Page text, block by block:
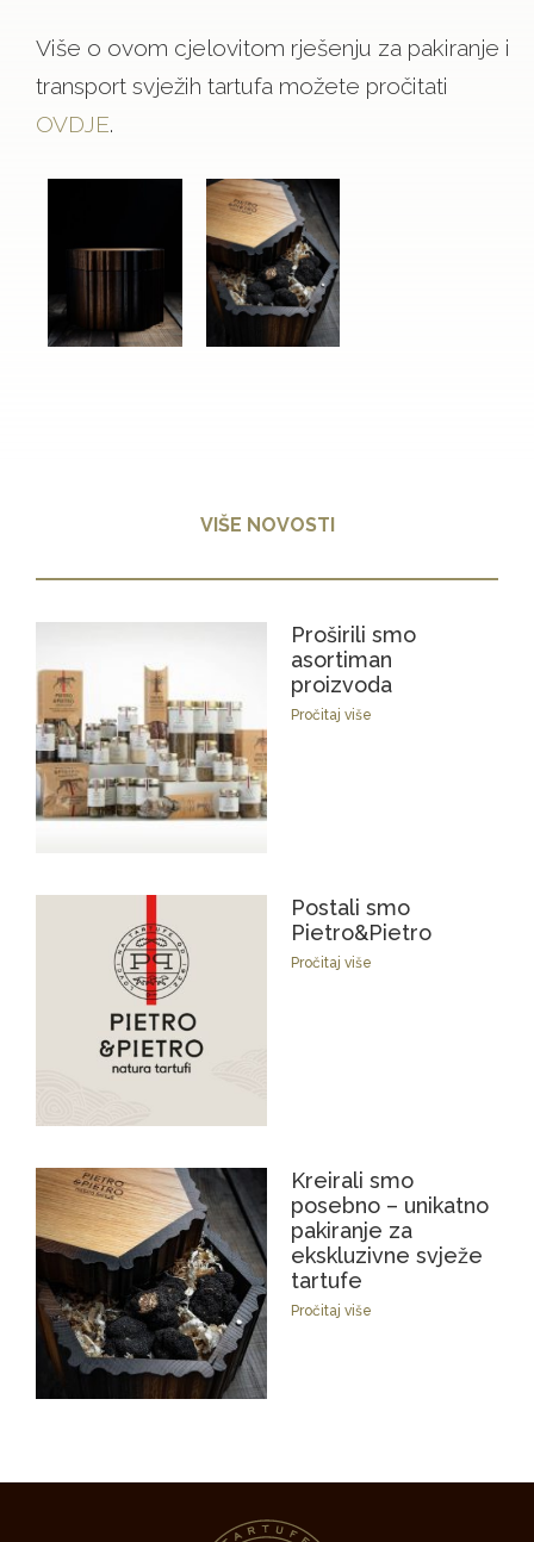
Više o ovom cjelovitom rješenju za pakiranje i
transport svježih tartufa možete pročitati
OVDJE.
VIŠE NOVOSTI
Proširili smo
asortiman
proizvoda
Pročitaj više
Postali smo
Pietro&Pietro
Pročitaj više
Kreirali smo
posebno – unikatno
pakiranje za
ekskluzivne svježe
tartufe
Pročitaj više